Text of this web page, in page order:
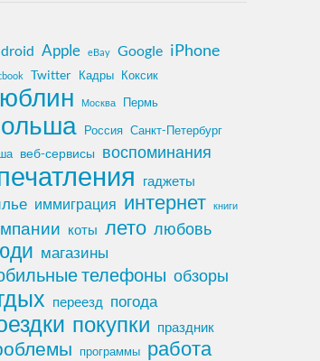
Apple eBay Google iPhone
Twitter Кадры Коксик
Москва Пермь
Россия Санкт-Петербург
веб-сервисы воспоминания
гаджеты
иммиграция интернет книги
коты лето любовь
магазины
телефоны обзоры
переезд погода
покупки праздник
программы работа